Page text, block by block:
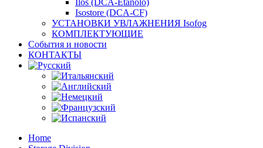
Ilos (DCA-Etanolo)
Isostore (DCA-CF)
УСТАНОВКИ УВЛАЖНЕНИЯ Isofog
КОМПЛЕКТУЮЩИЕ
События и новости
КОНТАКТЫ
Home